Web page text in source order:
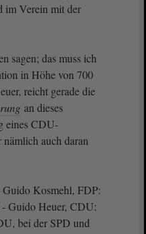
im Verein mit der
sagen; das muss ich
in Höhe von 700
reicht gerade die
an dieses
eines CDU-
auch daran
Kosmehl, FDP:
Guido Heuer, CDU:
bei der SPD und